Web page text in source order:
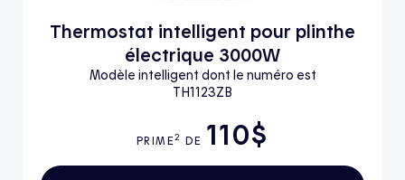
Thermostat intelligent pour plinthe
électrique 3000W
Modèle intelligent dont le numéro est
TH1123ZB
PRIME2 DE 110$